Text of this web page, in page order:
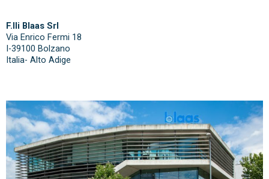
F.lli Blaas Srl
Via Enrico Fermi 18
I-39100 Bolzano
Italia- Alto Adige